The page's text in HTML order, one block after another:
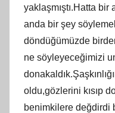
yaklaşmıştı.Hatta bir
anda bir şey
döndüğümüzde
ne söyleyeceğimizi
oldu,gözlerini kısıp
benimkilere değdirdi